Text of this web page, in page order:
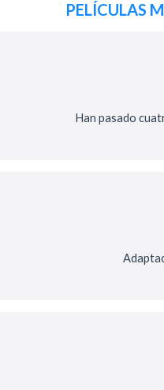
PELÍCULAS
Han pasado